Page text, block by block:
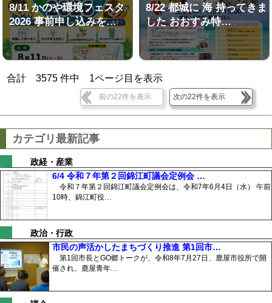
8/11 かのや環境フェスタ
2026 事前申し込みを…
8/22 都城に 海 持ってきま
した おおすみ特…
合計3575 件中 1ページ目を表示
前の22件を表示 次の22件を表示
カテゴリ最新記事
政経・産業
6/4 令和７年第２回錦江町議会定例会 …
令和７年第２回錦江町議会定例会は、令和7年6月4日（水） 午前
10時、錦江町役…
政治・行政
市民の声活かしたまちづくり推進 第1回市…
第1回市長とGO郷トークが、令和8年7月27日、鹿屋市役所で開
催され、鹿屋青年…